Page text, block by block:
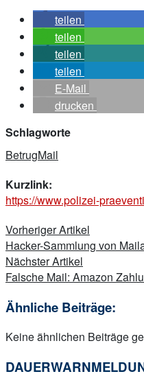
teilen
teilen
teilen
teilen
E-Mail
drucken
Schlagworte
BetrugMail
Kurzlink:
https://www.polizei-
Beitragsnavigation
Vorheriger Artikel
Hacker-Sammlung von
Nächster Artikel
Falsche Mail: Amazon
Ähnliche Beiträge:
Keine ähnlichen Beiträge